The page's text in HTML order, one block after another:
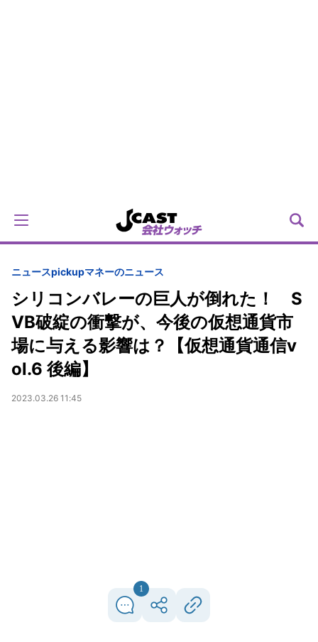
ニュースpickupマネーのニュース
シリコンバレーの巨人が倒れた！ S
VB破綻の衝撃が、今後の仮想通貨市
場に与える影響は？【仮想通貨通信v
ol.6 後編】
2023.03.26 11:45
1